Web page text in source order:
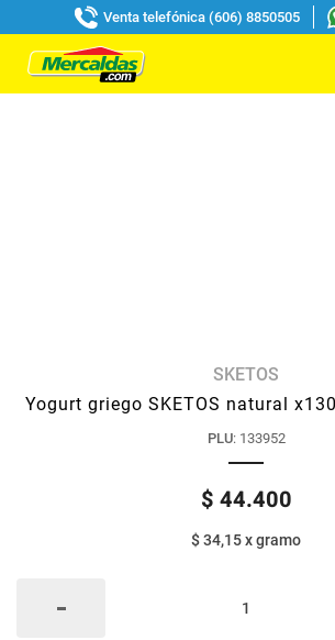
Venta telefónica (606) 8850505
SKETOS
Yogurt griego SKETOS natural
PLU: 133952
$ 44.400
$ 34,15xgramo